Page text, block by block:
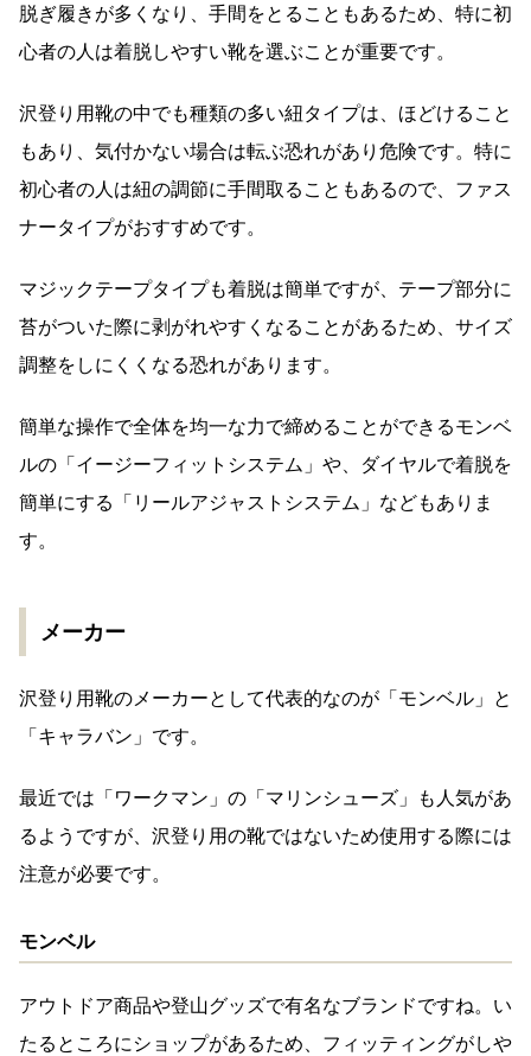
脱ぎ履きが多くなり、手間をとることもあるため、特に初
心者の人は着脱しやすい靴を選ぶことが重要です。
沢登り用靴の中でも種類の多い紐タイプは、ほどけること
もあり、気付かない場合は転ぶ恐れがあり危険です。特に
初心者の人は紐の調節に手間取ることもあるので、ファス
ナータイプがおすすめです。
マジックテープタイプも着脱は簡単ですが、テープ部分に
苔がついた際に剥がれやすくなることがあるため、サイズ
調整をしにくくなる恐れがあります。
簡単な操作で全体を均一な力で締めることができるモンベ
ルの「イージーフィットシステム」や、ダイヤルで着脱を
簡単にする「リールアジャストシステム」などもありま
す。
メーカー
沢登り用靴のメーカーとして代表的なのが「モンベル」と
「キャラバン」です。
最近では「ワークマン」の「マリンシューズ」も人気があ
るようですが、沢登り用の靴ではないため使用する際には
注意が必要です。
モンベル
アウトドア商品や登山グッズで有名なブランドですね。い
たるところにショップがあるため、フィッティングがしや